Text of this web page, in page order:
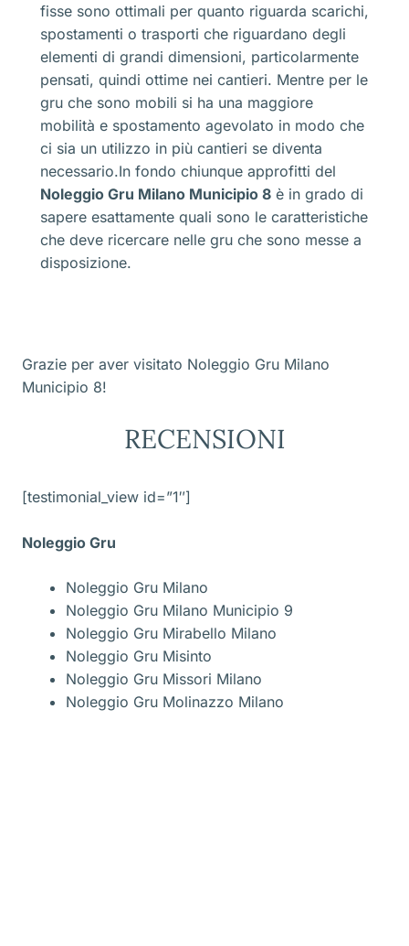
fisse sono ottimali per quanto riguarda scarichi,
spostamenti o trasporti che riguardano degli
elementi di grandi dimensioni, particolarmente
pensati, quindi ottime nei cantieri. Mentre per le
gru che sono mobili si ha una maggiore
mobilità e spostamento agevolato in modo che
ci sia un utilizzo in più cantieri se diventa
necessario.In fondo chiunque approfitti del
Noleggio Gru Milano Municipio 8 è in grado di
sapere esattamente quali sono le caratteristiche
che deve ricercare nelle gru che sono messe a
disposizione.
Grazie per aver visitato Noleggio Gru Milano
Municipio 8!
RECENSIONI
[testimonial_view id=”1″]
Noleggio Gru
Noleggio Gru Milano
Noleggio Gru Milano Municipio 9
Noleggio Gru Mirabello Milano
Noleggio Gru Misinto
Noleggio Gru Missori Milano
Noleggio Gru Molinazzo Milano